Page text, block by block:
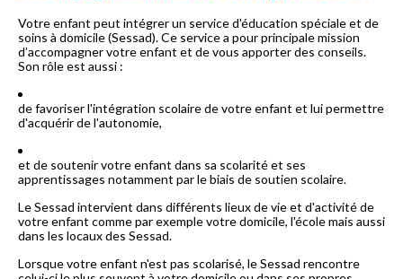
Votre enfant peut intégrer un service d'éducation spéciale et de
soins à domicile (Sessad). Ce service a pour principale mission
d’accompagner votre enfant et de vous apporter des conseils.
Son rôle est aussi :
de favoriser l'intégration scolaire de votre enfant et lui permettre
d'acquérir de l'autonomie,
et de soutenir votre enfant dans sa scolarité et ses
apprentissages notamment par le biais de soutien scolaire.
Le Sessad intervient dans différents lieux de vie et d'activité de
votre enfant comme par exemple votre domicile, l'école mais aussi
dans les locaux des Sessad.
Lorsque votre enfant n'est pas scolarisé, le Sessad rencontre